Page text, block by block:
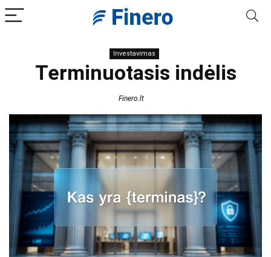
Investavimas
Terminuotasis indėlis
Finero.lt